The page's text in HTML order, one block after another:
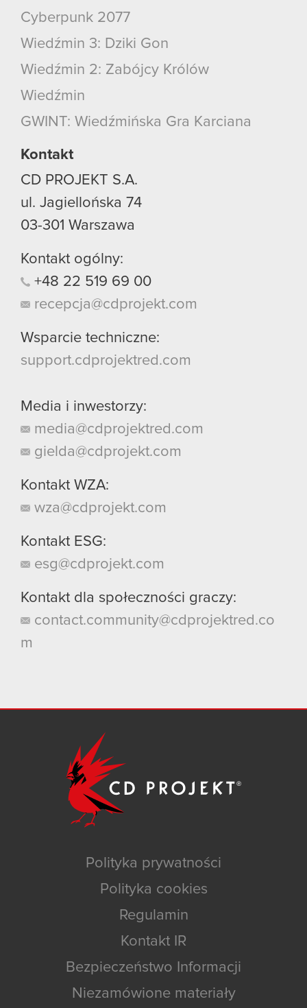
Cyberpunk 2077
Wiedźmin 3: Dziki Gon
Wiedźmin 2: Zabójcy Królów
Wiedźmin
GWINT: Wiedźmińska Gra Karciana
Kontakt
CD PROJEKT S.A.
ul. Jagiellońska 74
03-301 Warszawa
Kontakt ogólny:
+48 22 519 69 00
recepcja@cdprojekt.com
Wsparcie techniczne:
support.cdprojektred.com
Media i inwestorzy:
media@cdprojektred.com
gielda@cdprojekt.com
Kontakt WZA:
wza@cdprojekt.com
Kontakt ESG:
esg@cdprojekt.com
Kontakt dla społeczności graczy:
contact.community@cdprojektred.co
m
Polityka prywatności
Polityka cookies
Regulamin
Kontakt IR
Bezpieczeństwo Informacji
Niezamówione materiały